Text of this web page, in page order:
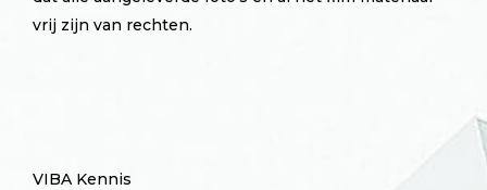
vrij zijn van rechten.
VIBA Kennis